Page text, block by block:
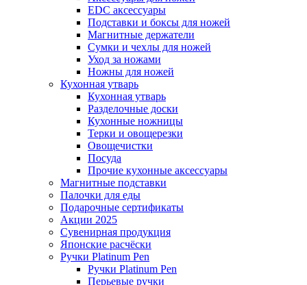
EDC аксессуары
Подставки и боксы для ножей
Магнитные держатели
Сумки и чехлы для ножей
Уход за ножами
Ножны для ножей
Кухонная утварь
Кухонная утварь
Разделочные доски
Кухонные ножницы
Терки и овощерезки
Овощечистки
Посуда
Прочие кухонные аксессуары
Магнитные подставки
Палочки для еды
Подарочные сертификаты
Акции 2025
Сувенирная продукция
Японские расчёски
Ручки Platinum Pen
Ручки Platinum Pen
Перьевые ручки